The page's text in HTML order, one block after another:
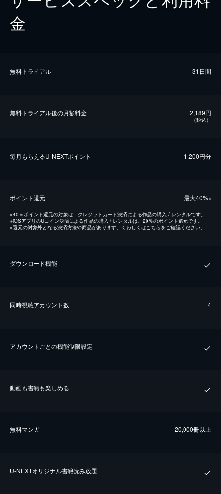
金
無料トライアル 31日間
無料トライアル後の⽉額料金 2,189円
（税込）
毎⽉もらえるU-NEXTポイント 1,200円分
ポイント還元 最⼤40%※
※40％ポイント還元の対象は、クレジットカード決済による作品の購入 / レンタルです。
※iOSアプリのUコイン決済による作品の購入 / レンタルは、20％のポイント還元です。
※還元の対象外となる決済方法や商品があります。くわしくは こちらをご確認ください。
ダウンロード機能
同時視聴アカウント数 4
アカウントごとの機能制限設定
動画も書籍も楽しめる
無料マンガ 20,000冊以上
U-NEXTオリジナル書籍読み放題